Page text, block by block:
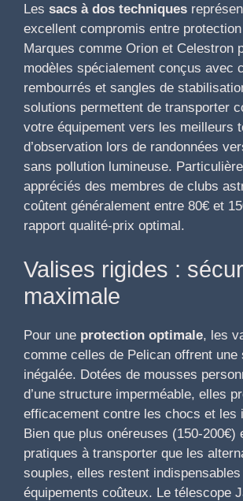
Les sacs à dos techniques
excellent compromis entre
Marques comme Orion et Celestron
modèles spécialement conçus avec
rembourrés et sangles de
solutions permettent de transporter
votre équipement vers les meilleurs
d’observation lors de randonnées
sans pollution lumineuse.
appréciés des membres de clubs
coûtent généralement entre 80€ et
rapport qualité-prix optimal.
Valises rigides :
maximale
Pour une protection optimale, les
comme celles de Pelican offrent une
inégalée. Dotées de mousses
d’une structure imperméable, elles
efficacement contre les chocs et les
Bien que plus onéreuses (150-200€)
pratiques à transporter que les
souples, elles restent
équipements coûteux. Le télescope